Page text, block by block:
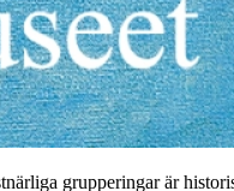
grupperingar är